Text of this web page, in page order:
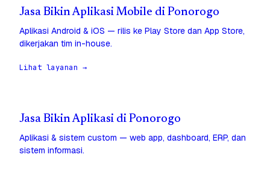
Jasa Bikin Aplikasi Mobile di Ponorogo
Aplikasi Android & iOS — rilis ke Play Store dan App Store,
dikerjakan tim in-house.
Lihat layanan →
Jasa Bikin Aplikasi di Ponorogo
Aplikasi & sistem custom — web app, dashboard, ERP, dan
sistem informasi.